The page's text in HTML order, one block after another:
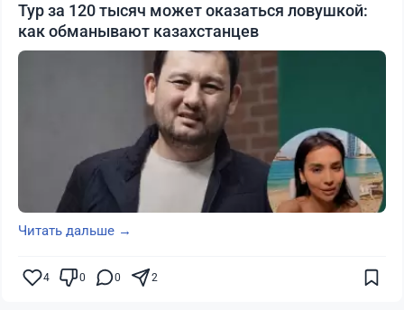
Тур за 120 тысяч может оказаться ловушкой:
как обманывают казахстанцев
Читать дальше →
4 0 0 2